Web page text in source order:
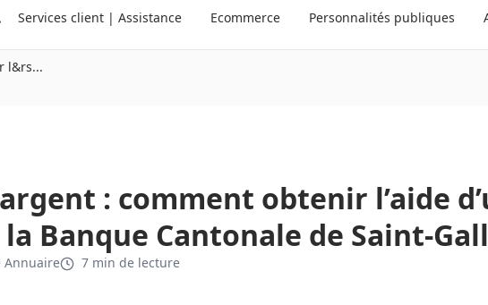
Services client | Assistance Ecommerce Personnalités publiques
l&rs...
: comment obtenir l’aide
Banque Cantonale de Saint-
Annuaire 7 min de lecture